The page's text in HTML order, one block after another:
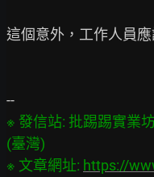
這個意外，工作人員應
※ 發信站: 批踢踢實業
(臺灣)
※ 文章網址: https://